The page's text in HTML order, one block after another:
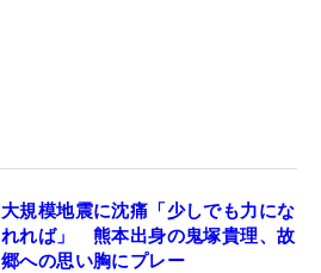
大規模地震に沈痛「少しでも力にな
れれば」 熊本出身の鬼塚貴理、故
郷への思い胸にプレー